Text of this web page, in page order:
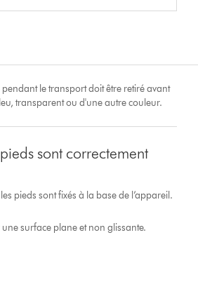
le transport doit être retiré avant
transparent ou d'une autre couleur.
sont correctement
pieds sont fixés à la base de l’appareil.
une surface plane et non glissante.